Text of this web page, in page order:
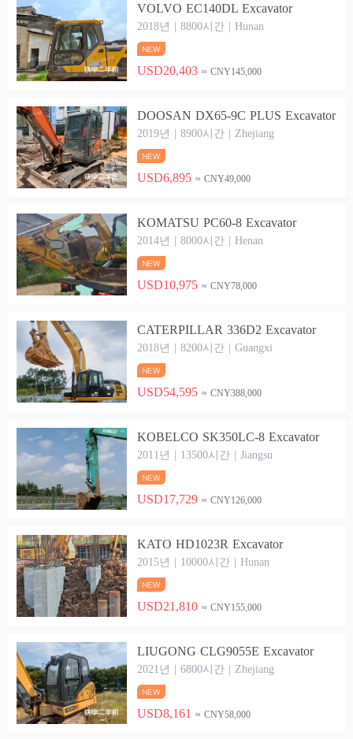
VOLVO EC140DL Excavator
2018년 | 8800시간 | Hunan
USD20,403 ≈ CNY145,000
DOOSAN DX65-9C PLUS Excavator
2019년 | 8900시간 | Zhejiang
USD6,895 ≈ CNY49,000
KOMATSU PC60-8 Excavator
2014년 | 8000시간 | Henan
USD10,975 ≈ CNY78,000
CATERPILLAR 336D2 Excavator
2018년 | 8200시간 | Guangxi
USD54,595 ≈ CNY388,000
KOBELCO SK350LC-8 Excavator
2011년 | 13500시간 | Jiangsu
USD17,729 ≈ CNY126,000
KATO HD1023R Excavator
2015년 | 10000시간 | Hunan
USD21,810 ≈ CNY155,000
LIUGONG CLG9055E Excavator
2021년 | 6800시간 | Zhejiang
USD8,161 ≈ CNY58,000